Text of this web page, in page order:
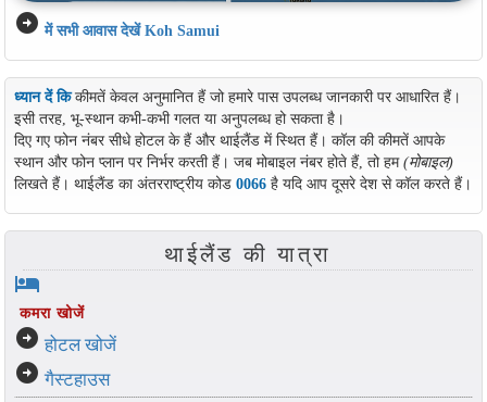
arrow_circle_right में सभी आवास देखें Koh Samui
ध्यान दें किकीमतें केवल अनुमानित हैं जो हमारे पास उपलब्ध जानकारी पर आधारित हैं।
इसी तरह, भू-स्थान कभी-कभी गलत या अनुपलब्ध हो सकता है।
दिए गए फोन नंबर सीधे होटल के हैं और थाईलैंड में स्थित हैं। कॉल की कीमतें आपके
स्थान और फोन प्लान पर निर्भर करती हैं। जब मोबाइल नंबर होते हैं, तो हम(मोबाइल)
लिखते हैं। थाईलैंड का अंतरराष्ट्रीय कोड 0066है यदि आप दूसरे देश से कॉल करते हैं।
थाईलैंड की यात्रा
hotel
कमरा खोजें
arrow_circle_right होटल खोजें
arrow_circle_right गैस्टहाउस